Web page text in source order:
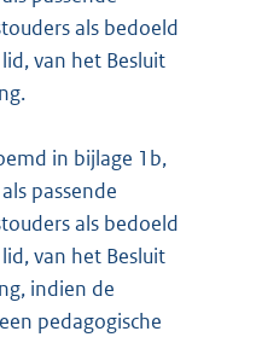
als bedoeld
van het Besluit
in bijlage 1b,
passende
als bedoeld
van het Besluit
indien de
pedagogische